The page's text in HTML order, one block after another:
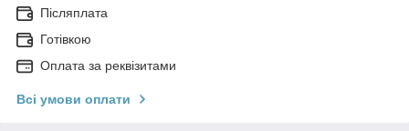
Післяплата
Готівкою
Оплата за реквізитами
Всі умови оплати